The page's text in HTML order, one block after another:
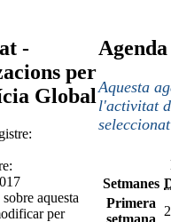
-
per
Global
aquesta
per
Agenda
Aquesta
l'activitat
seleccionat
Setmanes
Primera